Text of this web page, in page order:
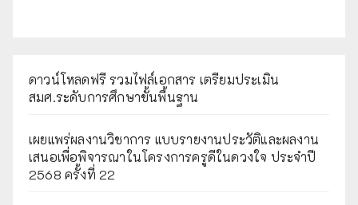
ดาวน์โหลดฟรี รวมไฟล์เอกสาร เตรียมประเมิน
สมศ.ระดับการศึกษาขั้นพื้นฐาน
เผยแพร่ผลงานวิชาการ แบบรายงานประวัติและผลงาน
เสนอเพื่อพิจารณาในโครงการครูดีในดวงใจ ประจำปี
2568 ครั้งที่ 22